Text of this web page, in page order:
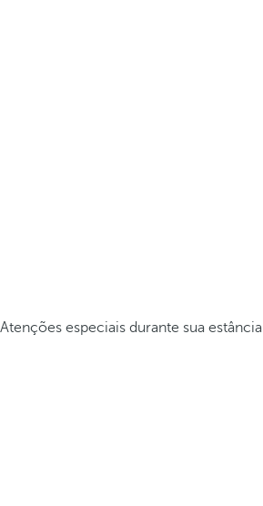
Atenções especiais durante sua estância